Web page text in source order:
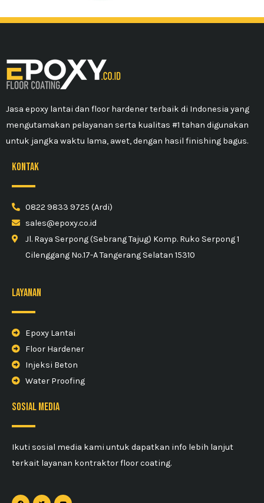
Jasa epoxy lantai dan floor hardener terbaik di Indonesia yang
mengutamakan pelayanan serta kualitas #1 tahan digunakan
untuk jangka waktu lama, awet, dengan hasil finishing bagus.
kontak
0822 9833 9725 (Ardi)
sales@epoxy.co.id
Jl. Raya Serpong (Sebrang Tajug) Komp. Ruko Serpong 1
Cilenggang No.17-A Tangerang Selatan 15310
Layanan
Epoxy Lantai
Floor Hardener
Injeksi Beton
Water Proofing
sosial media
Ikuti sosial media kami untuk dapatkan info lebih lanjut
terkait layanan kontraktor floor coating.